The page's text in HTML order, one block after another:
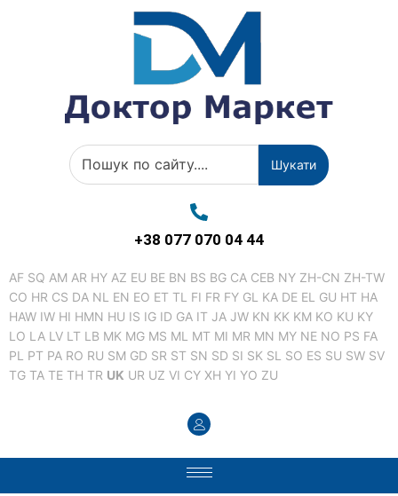
Шукати
+38 077 070 04 44
AF SQ AM AR HY AZ EU BE BN BS BG CA CEB NY ZH-CN ZH-TW
CO HR CS DA NL EN EO ET TL FI FR FY GL KA DE EL GU HT HA
HAW IW HI HMN HU IS IG ID GA IT JA JW KN KK KM KO KU KY
LO LA LV LT LB MK MG MS ML MT MI MR MN MY NE NO PS FA
PL PT PA RO RU SM GD SR ST SN SD SI SK SL SO ES SU SW SV
TG TA TE TH TR UK UR UZ VI CY XH YI YO ZU